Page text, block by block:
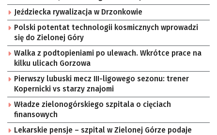
Jeździecka rywalizacja w Drzonkowie
Polski potentat technologii kosmicznych wprowadzi
się do Zielonej Góry
Walka z podtopieniami po ulewach. Wkrótce prace na
kilku ulicach Gorzowa
Pierwszy lubuski mecz III-ligowego sezonu: trener
Kopernicki vs starzy znajomi
Władze zielonogórskiego szpitala o cięciach
finansowych
Lekarskie pensje – szpital w Zielonej Górze podaje